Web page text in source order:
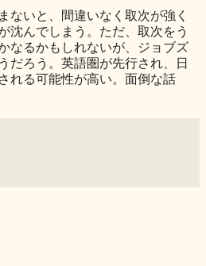
ないと、間違いなく取次が強く
沈んでしまう。ただ、取次をう
なるかもしれないが、ジョブズ
だろう。英語圏が先行され、日
れる可能性が高い。面倒な話